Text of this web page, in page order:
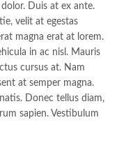
Duis at ex ante.
velit at egestas
magna erat at lorem.
in ac nisl. Mauris
cursus at. Nam
at semper magna.
Donec tellus diam,
sapien. Vestibulum